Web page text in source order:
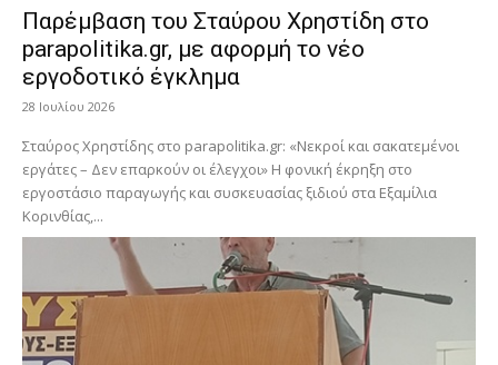
Παρέμβαση του Σταύρου Χρηστίδη στο
parapolitika.gr, με αφορμή το νέο
εργοδοτικό έγκλημα
28 Ιουλίου 2026
Σταύρος Χρηστίδης στο parapolitika.gr: «Νεκροί και σακατεμένοι
εργάτες – Δεν επαρκούν οι έλεγχοι» Η φονική έκρηξη στο
εργοστάσιο παραγωγής και συσκευασίας ξιδιού στα Εξαμίλια
Κορινθίας,...